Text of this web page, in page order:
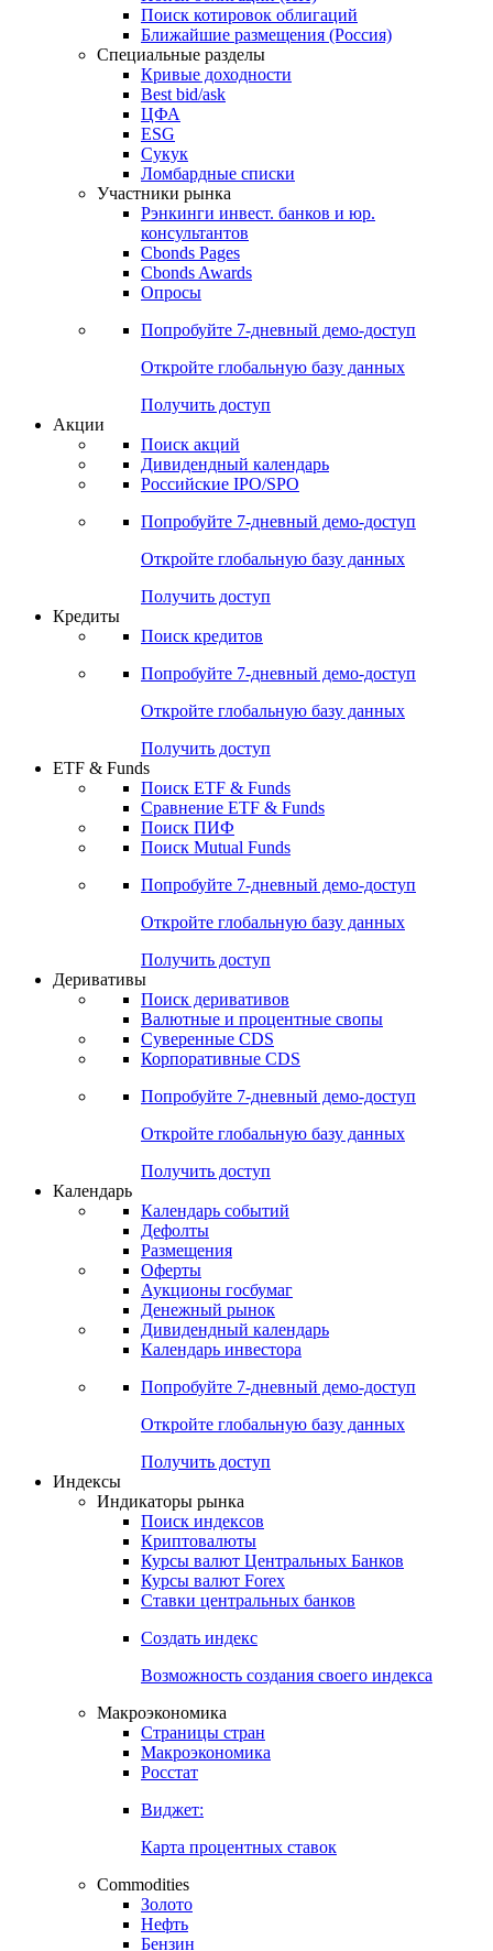
Облигации
Поиски
Поиск облигаций & Карты рынка
Поиск облигаций (ИИ)
Поиск котировок облигаций
Ближайшие размещения (Россия)
Специальные разделы
Кривые доходности
Best bid/ask
ЦФА
ESG
Сукук
Ломбардные списки
Участники рынка
Рэнкинги инвест. банков и юр.
Cbonds Pages
Опросы
Попробуйте7-дневный
Откройте глобальную базу данных
Получить доступ
Поиск акций
Российские IPO/SPO
Попробуйте7-дневный
Откройте глобальную базу данных
Получить доступ
Поиск кредитов
Попробуйте7-дневный
Откройте глобальную базу данных
Получить доступ
ETF & Funds
Сравнение ETF & Funds
Поиск Mutual Funds
Попробуйте7-дневный
Откройте глобальную базу данных
Получить доступ
Деривативы
Валютные и процентные свопы
Корпоративные CDS
Попробуйте7-дневный
Откройте глобальную базу данных
Получить доступ
Календарь
Календарь событий
Дефолты
Размещения
Оферты
Денежный рынок
Календарь инвестора
Попробуйте7-дневный
Откройте глобальную базу данных
Получить доступ
Индикаторы рынка
Поиск индексов
Курсы валют Центральных Банков
Ставки центральных банков
Создать индекс
Возможность создания своего индекса
Страницы стран
Росстат
Виджет:
Карта процентных ставок